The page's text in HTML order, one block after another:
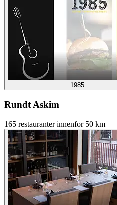
1985
Rundt Askim
165 restauranter innenfor 50 km